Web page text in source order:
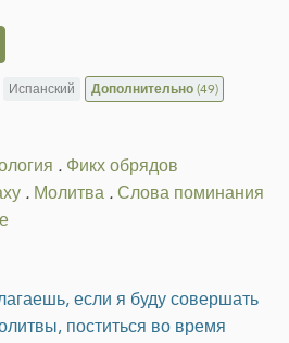
Испанский Дополнительно(49)
.Фикх обрядов
.Молитва.Слова поминания
если я буду совершать
поститься во время